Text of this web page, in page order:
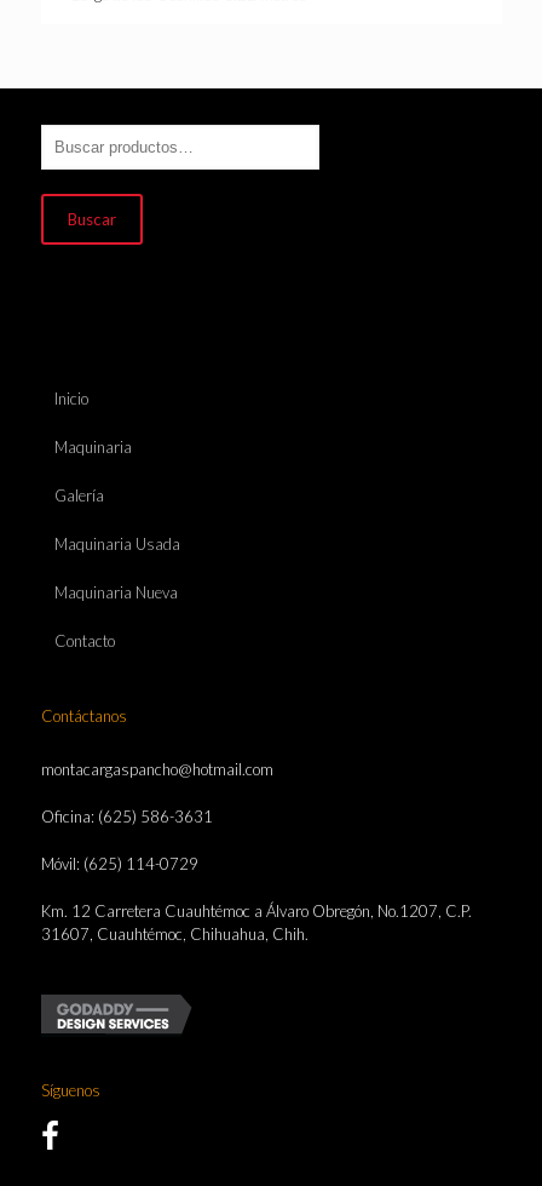
Buscar
Inicio
Maquinaria
Galería
Maquinaria Usada
Maquinaria Nueva
Contacto
Contáctanos
montacargaspancho@hotmail.com
Oficina: (625) 586-3631
Móvil: (625) 114-0729
Km. 12 Carretera Cuauhtémoc a Álvaro Obregón, No.1207, C.P.
31607, Cuauhtémoc, Chihuahua, Chih.
Síguenos